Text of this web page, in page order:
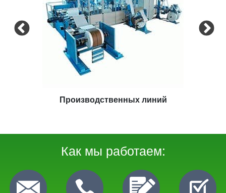
Экструдеров
Как мы работаем: